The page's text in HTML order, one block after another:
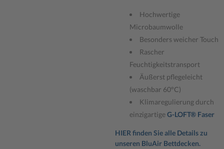
Hochwertige
Microbaumwolle
Besonders weicher Touch
Rascher
Feuchtigkeitstransport
Äußerst pflegeleicht
(waschbar 60°C)
Klimaregulierung durch
einzigartigeG-LOFT® Faser
HIER finden Sie alle Details zu
unseren BluAir Bettdecken.